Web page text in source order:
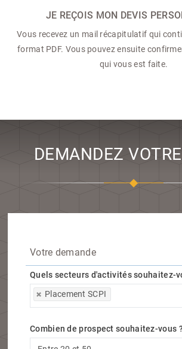
JE REÇOIS MON DEVIS
Vous recevez un mail récapitulatif qui
format PDF. Vous pouvez ensuite
qui vous est faite.
DEMANDEZ
Votre demande
Quels secteurs d'activités souhaitez-
Placement SCPI
Quels secteurs d'activités souhaitez-
Combien de prospect souhaitez-vous